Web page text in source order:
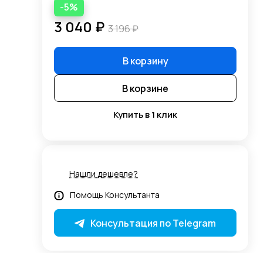
-5%
3 040 ₽ 3 196 ₽
В корзину
В корзине
Купить в 1 клик
Нашли дешевле?
Помощь Консультанта
Консультация по Telegram